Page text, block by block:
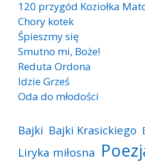
120 przygód Koziołka
Chory kotek
Śpieszmy się
Smutno mi, Boże!
Reduta Ordona
Idzie Grześ
Oda do młodości
Bajki Bajki Krasickiego
Liryka miłosna